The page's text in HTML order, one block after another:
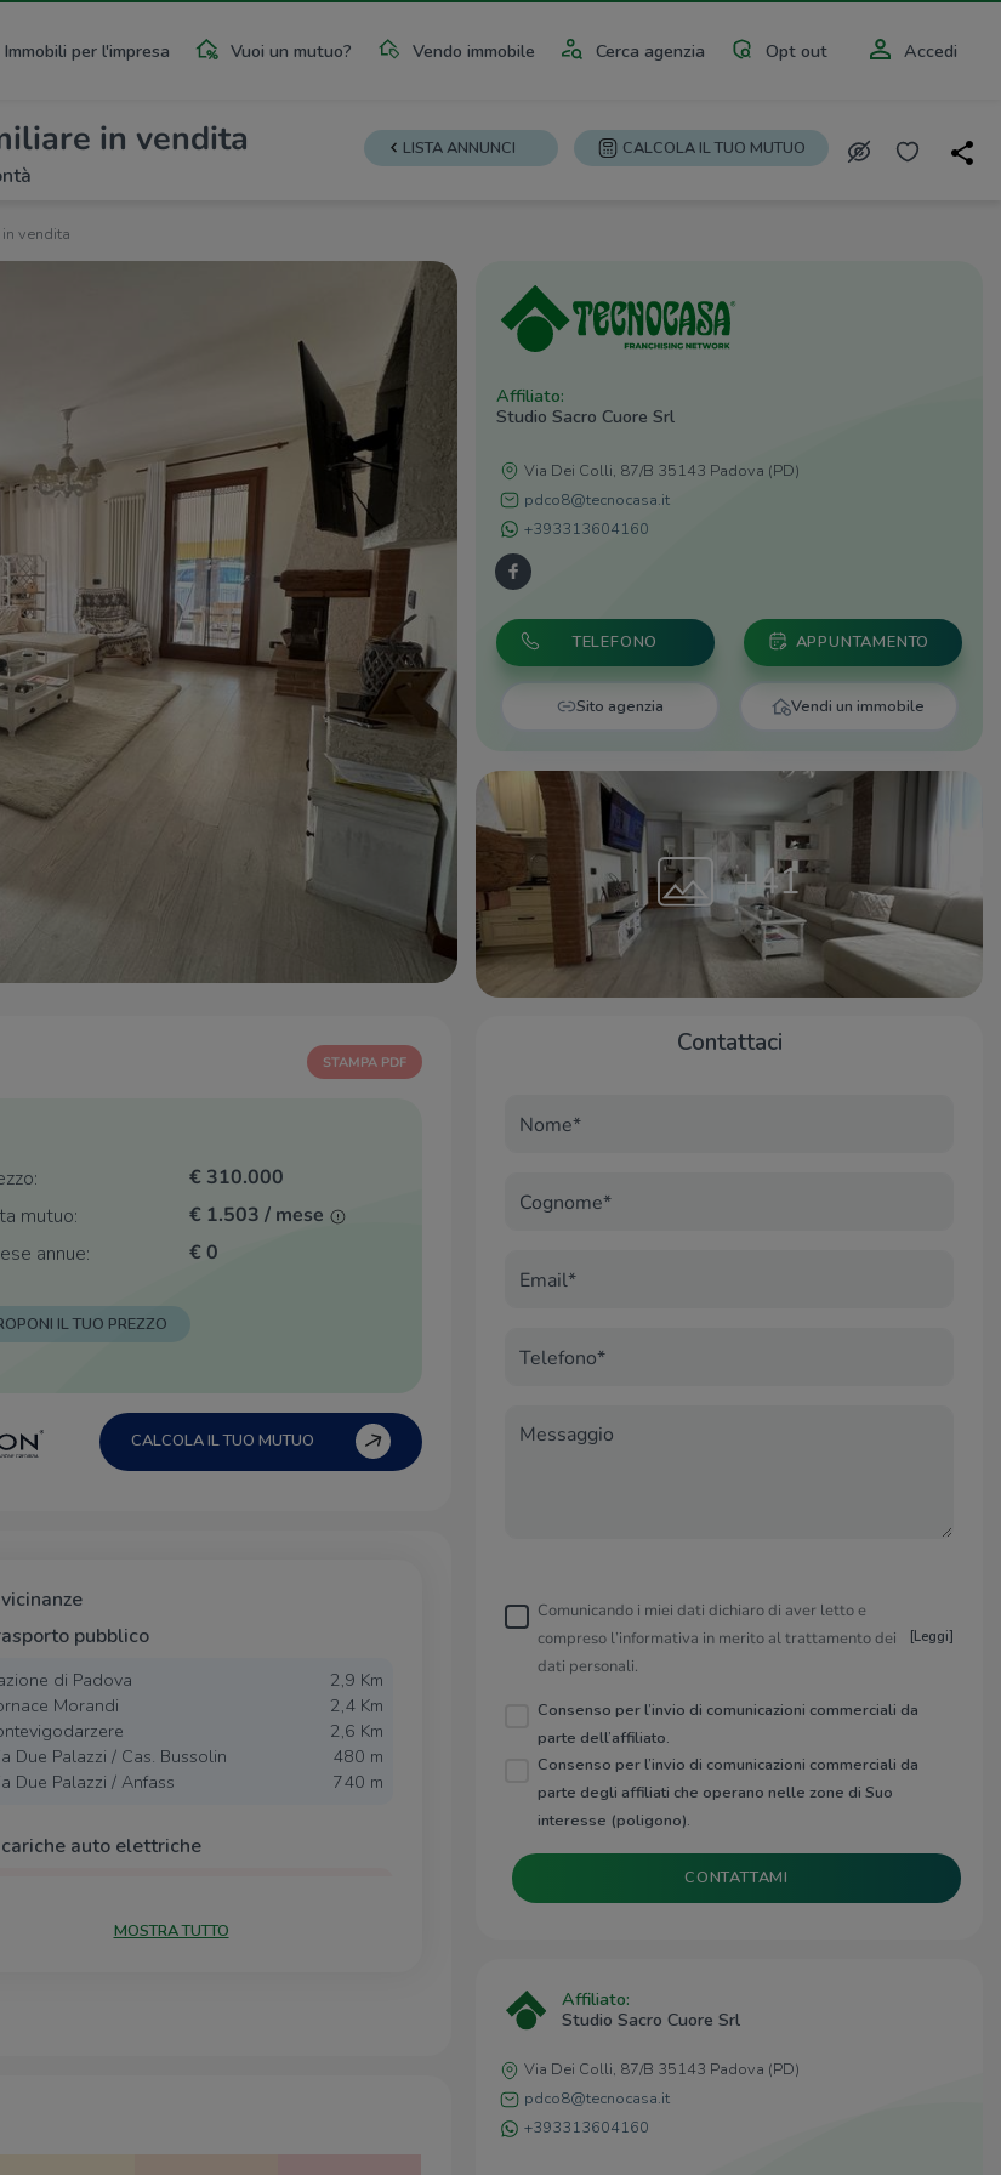
Immobili per l'impresa Vuoi un mutuo? Vendo immobile Cerca agenzia Opt out Accedi
in vendita LISTA ANNUNCI CALCOLA IL TUO MUTUO
vendita
Affiliato:
Studio Sacro Cuore Srl
Via Dei Colli, 87/B 35143 Padova (PD)
pdco8@tecnocasa.it
+393313604160
TELEFONO APPUNTAMENTO
Sito agenzia Vendi un immobile
+41
STAMPA PDF
€ 310.000
mutuo:
€ 1.503 / mese
annue:
€ 0
IL TUO PREZZO
CALCOLA IL TUO MUTUO
pubblico
di Padova
2,9 Km
Morandi
2,4 Km
2,6 Km
Due Palazzi / Cas. Bussolin
480 m
Due Palazzi / Anfass
740 m
auto elettriche
di Vigodarzere - 2 x 22 kW
Primaria Muratori
MOSTRA TUTTO
Contattaci
Nome*
Cognome*
Email*
Telefono*
Messaggio
Comunicando i miei dati dichiaro di aver letto e
compreso l’informativa in merito al trattamento dei
dati personali.
[Leggi]
Consenso per l’invio di comunicazioni commerciali da
parte dell’affiliato.
Consenso per l’invio di comunicazioni commerciali da
parte degli affiliati che operano nelle zone di Suo
interesse (poligono).
CONTATTAMI
Affiliato:
Studio Sacro Cuore Srl
Via Dei Colli, 87/B 35143 Padova (PD)
pdco8@tecnocasa.it
+393313604160